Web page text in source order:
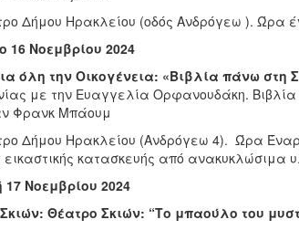
Δήμου Ηρακλείου (οδός Ανδρόγεω ). Ώρα
16 Νοεμβρίου 2024
όλη την Οικογένεια: «Βιβλία πάνω στη
με την Ευαγγελία Ορφανουδάκη.
Φρανκ Μπάουμ
Δήμου Ηρακλείου (Ανδρόγεω 4). Ώρα
εικαστικής κατασκευής από ανακυκλώσιμα
17 Νοεμβρίου 2024
Θέατρο Σκιών: “Το μπαούλο του